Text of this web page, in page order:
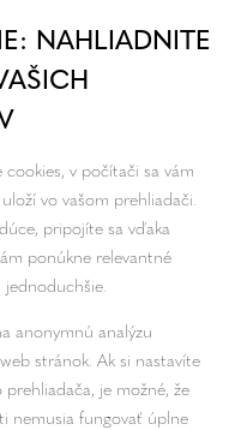
NAHLIADNITE
v počítači sa vám
vo vašom prehliadači.
pripojíte sa vďaka
ponúkne relevantné
anonymnú analýzu
stránok. Ak si nastavíte
je možné, že
nemusia fungovať úplne